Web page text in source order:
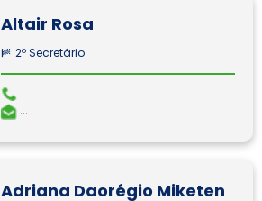
Altair Rosa
2º Secretário
...
...
Adriana Daorégio Miketen